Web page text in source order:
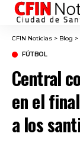
CFIN Noticias > Blog >
FÚTBOL
Central
en el
a los